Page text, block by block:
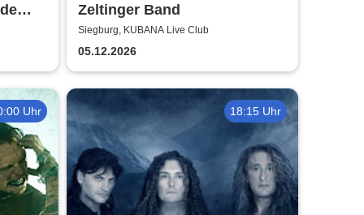
Zeltinger Band
Siegburg, KUBANA Live Club
05.12.2026
Uhr 18:15 Uhr